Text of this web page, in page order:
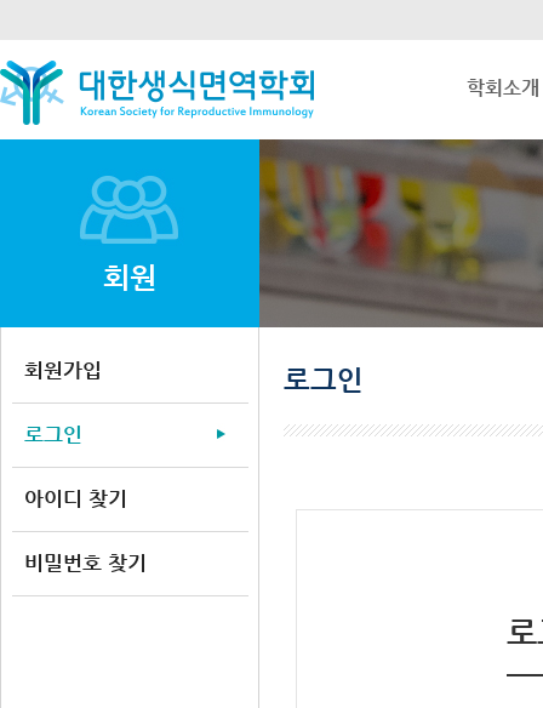
학회소개
회원
회원가입
로그인
아이디 찾기
비밀번호 찾기
로그인